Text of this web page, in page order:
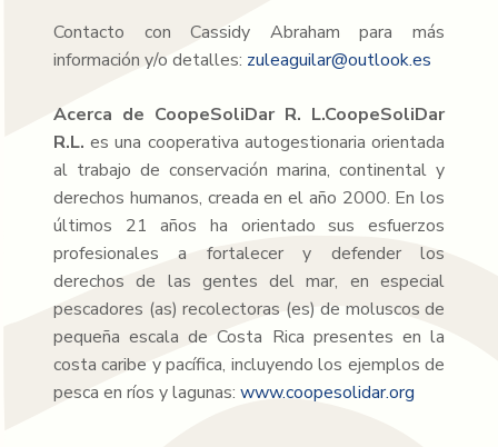
Contacto con Cassidy Abraham para más
información y/o detalles: zuleaguilar@outlook.es
Acerca de CoopeSoliDar R. L.CoopeSoliDar
R.L. es una cooperativa autogestionaria orientada
al trabajo de conservación marina, continental y
derechos humanos, creada en el año 2000. En los
últimos 21 años ha orientado sus esfuerzos
profesionales a fortalecer y defender los
derechos de las gentes del mar, en especial
pescadores (as) recolectoras (es) de moluscos de
pequeña escala de Costa Rica presentes en la
costa caribe y pacífica, incluyendo los ejemplos de
pesca en ríos y lagunas: www.coopesolidar.org